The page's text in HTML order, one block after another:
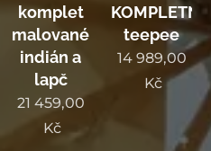
komplet
malované
indián a
lapč
21 459,00
Kč
KOMPLETNÍ
teepee
14 989,00
Kč